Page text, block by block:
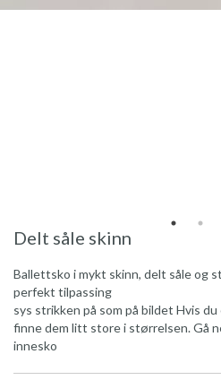
Delt såle skinn
Ballettsko i mykt skinn, delt såle og
perfekt tilpassing
sys strikken på som på bildet Hvis
finne dem litt store i størrelsen. Gå
innesko